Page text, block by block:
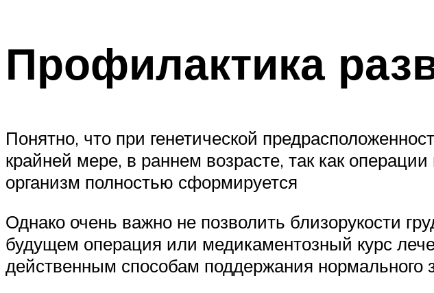
Профилактика
Понятно, что при генетической
крайней мере, в раннем возрасте, так как
организм полностью сформируется
Однако очень важно не позволить близорукости
будущем операция или медикаментозный курс
действенным способам поддержания нормального